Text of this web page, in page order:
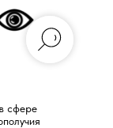
сфере